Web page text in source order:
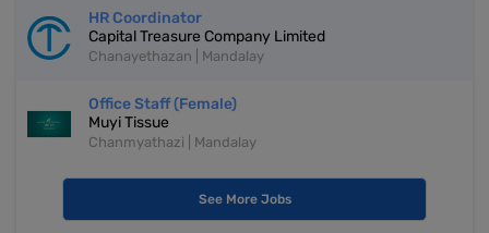
HR Coordinator
Capital Treasure Company Limited
Chanayethazan | Mandalay
Office Staff (Female)
Muyi Tissue
Chanmyathazi | Mandalay
See More Jobs